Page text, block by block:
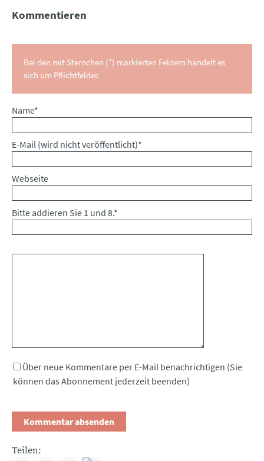
Kommentieren
Bei den mit Sternchen (*) markierten Feldern handelt es
sich um Pflichtfelder.
Pflichtfeld
Name*
Pflichtfeld
E-Mail (wird nicht veröffentlicht)*
Webseite
Bitte addieren Sie 1 und 8.*
Über neue Kommentare per E-Mail benachrichtigen (Sie
können das Abonnement jederzeit beenden)
Teilen: